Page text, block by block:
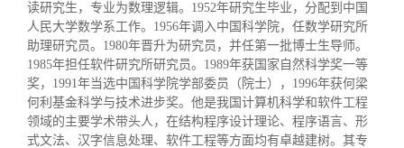
校友视界
校友服务
终身学习
校友总会
读研究生，专业为数理逻辑。1952年研究生毕业，分配到中国
人民大学数学系工作。1956年调入中国科学院，任数学研究所
助理研究员。1980年晋升为研究员，并任第一批博士生导师。
1985年担任软件研究所研究员。1989年获国家自然科学奖一等
奖，1991年当选中国科学院学部委员（院士），1996年获何梁
何利基金科学与技术进步奖。他是我国计算机科学和软件工程
领域的主要学术带头人，在结构程序设计理论、程序语言、形
式文法、汉字信息处理、软件工程等方面均有卓越建树。其专